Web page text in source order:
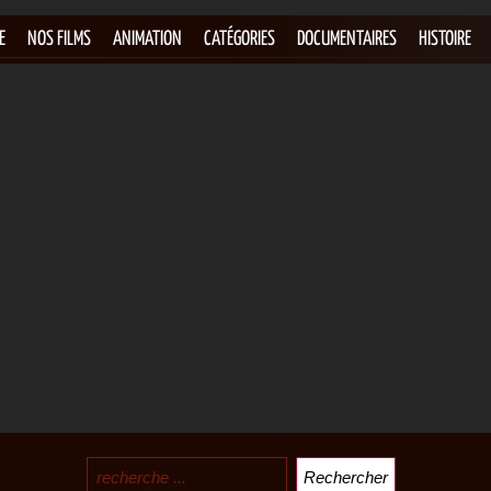
NOS FILMS ANIMATION CATÉGORIES DOCUMENTAIRES HISTOIRE